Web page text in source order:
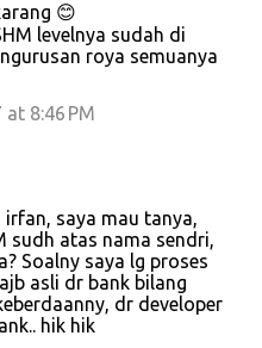
😊
levelnya sudah di
roya semuanya
at 8:46 PM
irfan, saya mau tanya,
sudh atas nama sendri,
Soalny saya lg proses
asli dr bank bilang
dr developer
hik hik